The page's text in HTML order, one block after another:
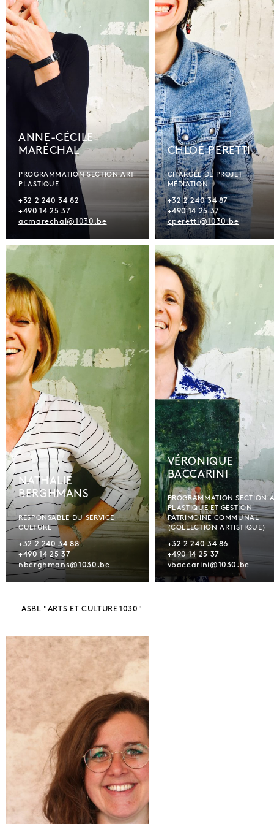
ANNE-CÉCILE
MARÉCHAL
PROGRAMMATION SECTION ART
PLASTIQUE
+32 2 240 34 82
+490 14 25 37
acmarechal@1030.be
CHLOÉ PERETTI
CHARGÉE DE PROJET –
MÉDIATION
+32 2 240 34 87
+490 14 25 37
cperetti@1030.be
NATHALIE
BERGHMANS
RESPONSABLE DU SERVICE
CULTURE
+32 2 240 34 88
+490 14 25 37
nberghmans@1030.be
VÉRONIQUE
BACCARINI
PROGRAMMATION SECTION
PLASTIQUE ET GESTION
PATRIMOINE COMMUNAL
(COLLECTION ARTISTIQUE)
+32 2 240 34 86
+490 14 25 37
vbaccarini@1030.be
ASBL "ARTS ET CULTURE 1030"